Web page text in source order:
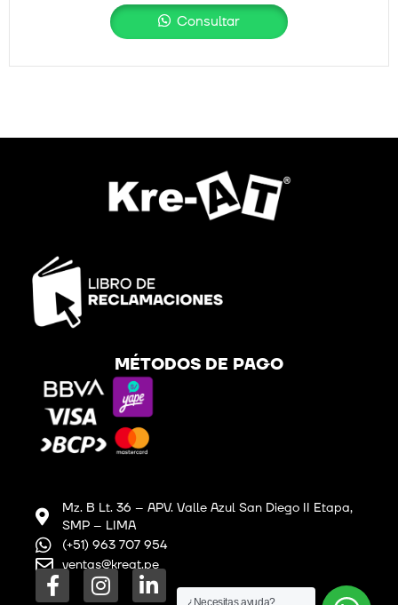
Consultar
MÉTODOS DE PAGO
Mz. B Lt. 36 – APV. Valle Azul San Diego II Etapa,
SMP – LIMA
(+51) 963 707 954
ventas@kreat.pe
F I L
¿Necesitas ayuda?